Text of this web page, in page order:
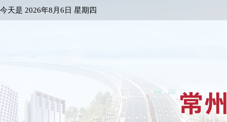
今天是 2026年8月6日 星期四